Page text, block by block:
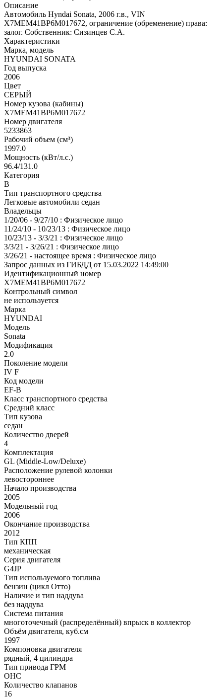
Описание
Автомобиль Hyndai Sonata, 2006 г.в., VIN
X7MEM41BP6M017672, ограничение (обременение) права:
залог. Собственник: Сизинцев С.А.
Характеристики
Марка, модель
HYUNDAI SONATA
Год выпуска
2006
Цвет
СЕРЫЙ
Номер кузова (кабины)
X7MEM41BP6M017672
Номер двигателя
5233863
Рабочий объем (см³)
1997.0
Мощность (кВт/л.с.)
96.4/131.0
Категория
В
Тип транспортного средства
Легковые автомобили седан
Владельцы
1/20/06 - 9/27/10 : Физическое лицо
11/24/10 - 10/23/13 : Физическое лицо
10/23/13 - 3/3/21 : Физическое лицо
3/3/21 - 3/26/21 : Физическое лицо
3/26/21 - настоящее время : Физическое лицо
Запрос данных из ГИБДД от 15.03.2022 14:49:00
Идентификационный номер
X7MEM41BP6M017672
Контрольный символ
не используется
Марка
HYUNDAI
Модель
Sonata
Модификация
2.0
Поколение модели
IV F
Код модели
EF-B
Класс транспортного средства
Средний класс
Тип кузова
седан
Количество дверей
4
Комплектация
GL (Middle-Low/Deluxe)
Расположение рулевой колонки
левостороннее
Начало производства
2005
Модельный год
2006
Окончание производства
2012
Тип КПП
механическая
Серия двигателя
G4JP
Тип используемого топлива
бензин (цикл Отто)
Наличие и тип наддува
без наддува
Система питания
многоточечный (распределённый) впрыск в коллектор
Объём двигателя, куб.см
1997
Компоновка двигателя
рядный, 4 цилиндра
Тип привода ГРМ
OHC
Количество клапанов
16